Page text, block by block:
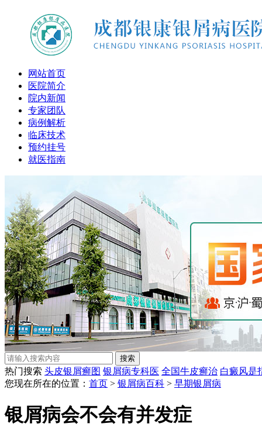
网站首页
医院简介
院内新闻
专家团队
病例解析
临床技术
预约挂号
就医指南
热门搜索 头皮银屑癣图 银屑病专科医 全国牛皮癣治 白癜风是
您现在所在的位置： 首页 > 银屑病百科 > 早期银屑病
银屑病会不会有并发症